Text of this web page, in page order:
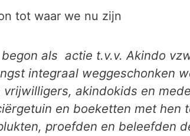
tot waar we nu zijn
als actie t.v.v. Akindo
integraal weggeschonken
vrijwilligers, akindokids en
en boeketten met hen
proefden en beleefden